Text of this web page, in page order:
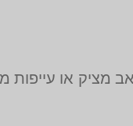
מציק או עייפות